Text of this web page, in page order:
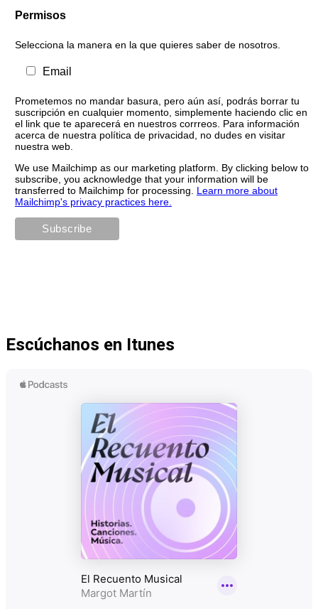
Permisos
Selecciona la manera en la que quieres saber de nosotros.
Email
Prometemos no mandar basura, pero aún así, podrás borrar tu
suscripción en cualquier momento, simplemente haciendo clic en
el link que te aparecerá en nuestros corrreos. Para información
acerca de nuestra política de privacidad, no dudes en visitar
nuestra web.
We use Mailchimp as our marketing platform. By clicking below to
subscribe, you acknowledge that your information will be
transferred to Mailchimp for processing. Learn more about
Mailchimp's privacy practices here.
Escúchanos en Itunes